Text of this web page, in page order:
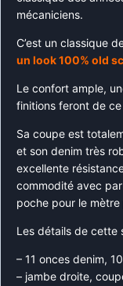
mécaniciens.
C’est un classique
un look 100% old
Le confort ample,
finitions feront de
Sa coupe est
et son denim très
excellente
commodité avec
poche pour le mètre
Les détails de cette
– 11 onces denim,
– jambe droite,